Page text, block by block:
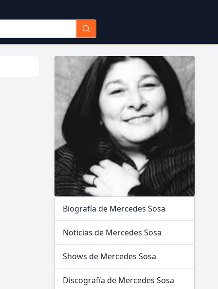
Biografía de Mercedes Sosa
Noticias de Mercedes Sosa
Shows de Mercedes Sosa
Discografía de Mercedes Sosa